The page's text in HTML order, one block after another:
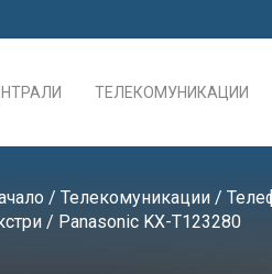
ТЕЛЕКОМУНИКАЦИИ
/ Телекомуникации /
/ Panasonic KX-T123280